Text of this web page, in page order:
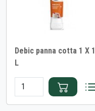
Debic panna cotta 1 X 1
L